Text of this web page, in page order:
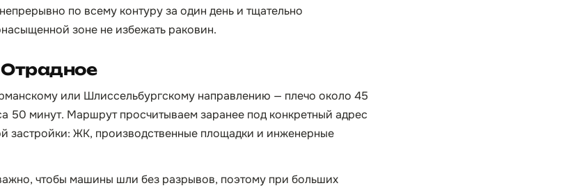
по всему контуру за один день и тщательно
зоне не избежать раковин.
Отрадное
или Шлиссельбургскому направлению — плечо около 45
50 минут. Маршрут просчитываем заранее под конкретный адрес
застройки: ЖК, производственные площадки и инженерные
чтобы машины шли без разрывов, поэтому при больших